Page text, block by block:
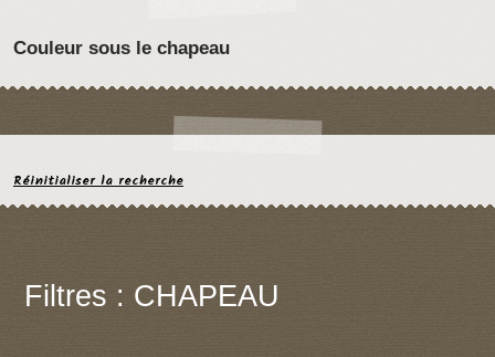
Couleur sous le chapeau
Réinitialiser la recherche
Filtres : CHAPEAU